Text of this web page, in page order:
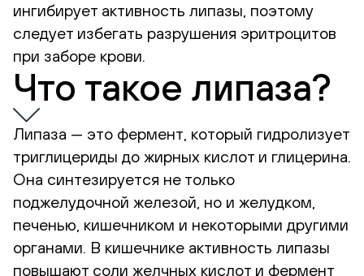
ингибирует активность липазы, поэтому
следует избегать разрушения эритроцитов
при заборе крови.
Что такое липаза?
Липаза — это фермент, который гидролизует
триглицериды до жирных кислот и глицерина.
Она синтезируется не только
поджелудочной железой, но и желудком,
печенью, кишечником и некоторыми другими
органами. В кишечнике активность липазы
повышают соли желчных кислот и фермент